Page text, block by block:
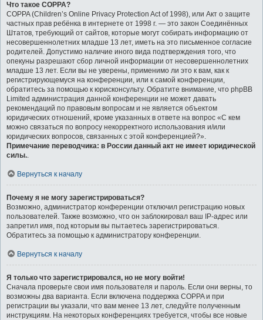
Что такое COPPA?
COPPA (Children’s Online Privacy Protection Act of 1998), или Акт о защите
частных прав ребёнка в интернете от 1998 г. — это закон Соединённых
Штатов, требующий от сайтов, которые могут собирать информацию от
несовершеннолетних младше 13 лет, иметь на это письменное согласие
родителей. Допустимо наличие иного вида подтверждения того, что
опекуны разрешают сбор личной информации от несовершеннолетних
младше 13 лет. Если вы не уверены, применимо ли это к вам, как к
регистрирующемуся на конференции, или к самой конференции,
обратитесь за помощью к юрисконсульту. Обратите внимание, что phpBB
Limited администрация данной конференции не может давать
рекомендаций по правовым вопросам и не является объектом
юридических отношений, кроме указанных в ответе на вопрос «С кем
можно связаться по вопросу некорректного использования и/или
юридических вопросов, связанных с этой конференцией?».
Примечание переводчика: в России данный акт не имеет юридической
силы..
Вернуться к началу
Почему я не могу зарегистрироваться?
Возможно, администратор конференции отключил регистрацию новых
пользователей. Также возможно, что он заблокировал ваш IP-адрес или
запретил имя, под которым вы пытаетесь зарегистрироваться.
Обратитесь за помощью к администратору конференции.
Вернуться к началу
Я только что зарегистрировался, но не могу войти!
Сначала проверьте свои имя пользователя и пароль. Если они верны, то
возможны два варианта. Если включена поддержка COPPA и при
регистрации вы указали, что вам менее 13 лет, следуйте полученным
инструкциям. На некоторых конференциях требуется, чтобы все новые